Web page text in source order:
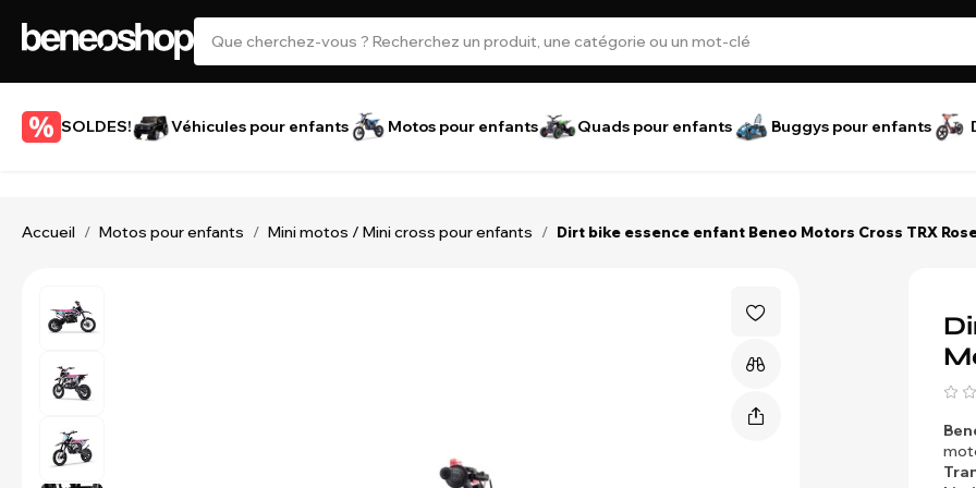
SOLDES! Véhicules pour enfants Motos pour enfants Quads pour enfants Buggys pour enfants
Accueil / Motos pour enfants / Mini motos / Mini cross pour enfants / Dirt bike essence enfant Beneo Motors Cross TRX